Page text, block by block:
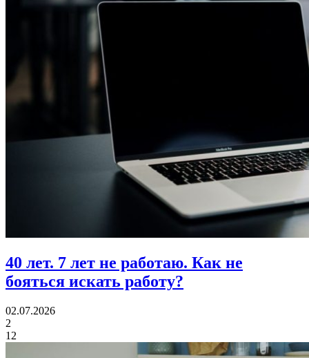
40 лет. 7 лет не работаю. Как не
бояться искать работу?
02.07.2026
2
12